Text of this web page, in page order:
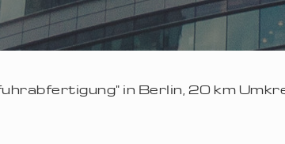
in Berlin, 20 km